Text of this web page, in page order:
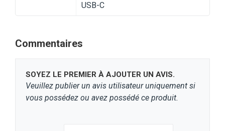
USB-C
Commentaires
SOYEZ LE PREMIER À AJOUTER UN AVIS.
Veuillez publier un avis utilisateur uniquement si
vous possédez ou avez possédé ce produit.